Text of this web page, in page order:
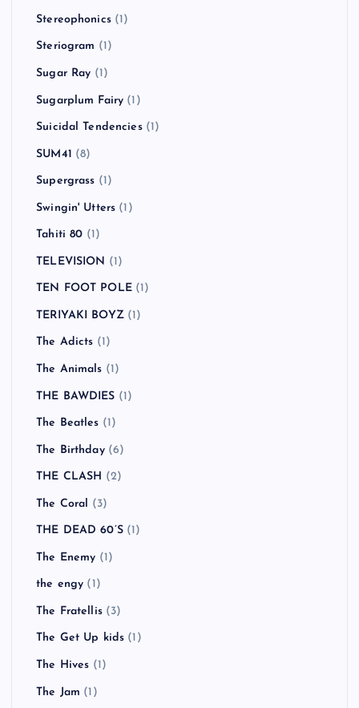
Stereophonics(1)
Steriogram (1)
Sugar Ray (1)
Sugarplum Fairy (1)
Suicidal Tendencies(1)
SUM41 (8)
Supergrass (1)
Swingin' Utters (1)
Tahiti 80 (1)
TELEVISION (1)
TEN FOOT POLE(1)
TERIYAKI BOYZ(1)
The Adicts (1)
The Animals (1)
THE BAWDIES (1)
The Beatles (1)
The Birthday(6)
THE CLASH (2)
The Coral (3)
THE DEAD 60’S(1)
The Enemy (1)
the engy (1)
The Fratellis(3)
The Get Up kids (1)
The Hives (1)
The Jam (1)